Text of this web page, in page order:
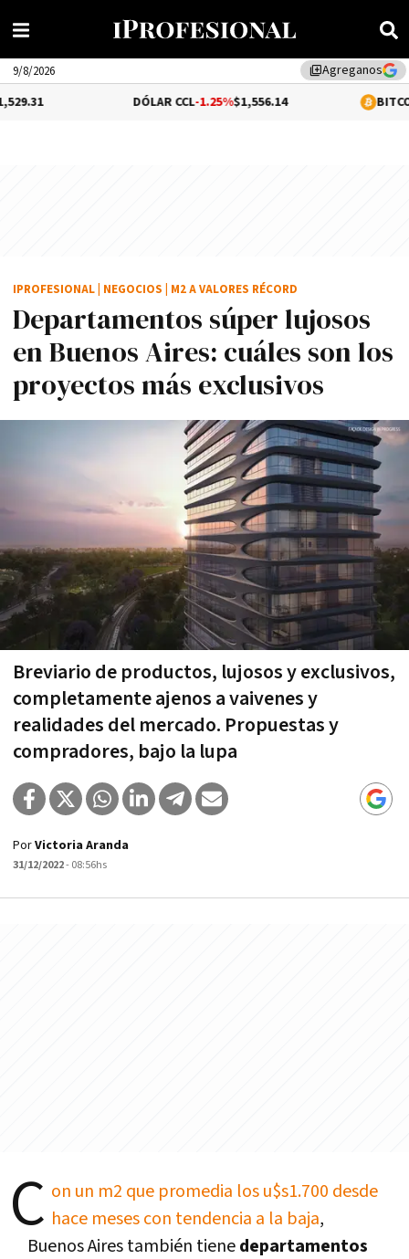
library_addAgreganos
9/8/2026
-1.25%$1,556.14 0.1%
Departamentos súper lujosos
en Buenos Aires: cuáles son los
proyectos más exclusivos
Breviario de productos, lujosos y exclusivos,
completamente ajenos a vaivenes y
realidades del mercado. Propuestas y
compradores, bajo la lupa
IPROFESIONAL NEGOCIOS M2 A VALORES RÉCORD
PorVictoria Aranda
31/12/2022- 08:56hs
C on un m2 que promedia los u$s1.700 desde
hace meses con tendencia a la baja,
Buenos Aires también tienedepartamentos